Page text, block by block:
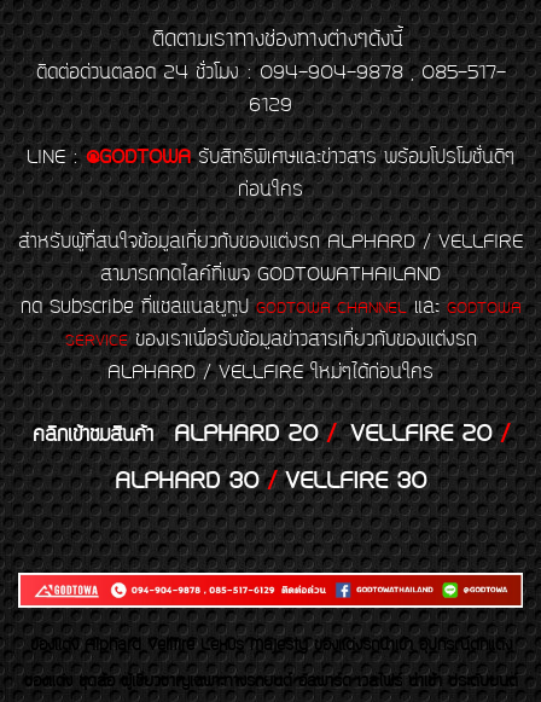
ติดตามเราทางช่องทางต่างๆดังนี้
ติดต่อด่วนตลอด 24 ชั่วโมง : 094-904-9878 , 085-517-
6129
LINE : @GODTOWA รับสิทธิพิเศษและข่าวสาร พร้อมโปรโมชั่นดีๆ
ก่อนใคร
สำหรับผู้ที่สนใจข้อมูลเกี่ยวกับของแต่งรถ ALPHARD / VELLFIRE
สามารถกดไลค์ที่เพจ GODTOWATHAILAND
กด Subscribe ที่แชลแนลยูทูปGODTOWA CHANNELและGODTOWA
SERVICEของเราเพื่อรับข้อมูลข่าวสารเกี่ยวกับของแต่งรถ
ALPHARD / VELLFIRE ใหม่ๆได้ก่อนใคร
คลิกเข้าชมสินค้า ALPHARD 20/VELLFIRE 20/
ALPHARD 30/VELLFIRE 30
ของเเต่ง Alphard Vellfire Lexus Majesty ของเเต่งรถนำเข้า อุปกรณ์ตกแต่ง
ของแต่ง ชุดล้อ ผู้เชี่ยวชาญเฉพาะทางรถยนต์ อัลพาร์ด เวลไฟร์ นำเข้า ประดับยนต์